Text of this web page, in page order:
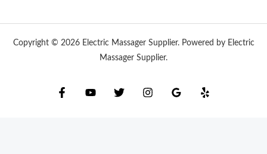
Copyright © 2026 Electric Massager Supplier. Powered by Electric
Massager Supplier.